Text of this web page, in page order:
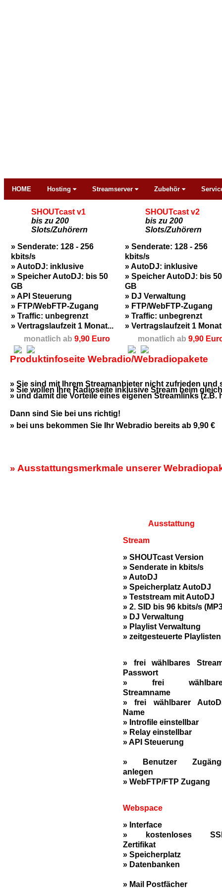
HOME Hosting Streamserver Zubehör
SHOUTcast v1
bis zu 200
Slots/Zuhörern
» Senderate: 128 - 256
kbits/s
» AutoDJ: inklusive
» Speicher AutoDJ: bis 50
GB
» API Steuerung
» FTP/WebFTP-Zugang
» Traffic: unbegrenzt
» Vertragslaufzeit 1 Monat...
monatlich ab 9,90 Euro
SHOUTcast v2
bis zu 200
Slots/Zuhörern
» Senderate: 128 - 256
kbits/s
» AutoDJ: inklusive
» Speicher AutoDJ: bis 50
GB
» DJ Verwaltung
» FTP/WebFTP-Zugang
» Traffic: unbegrenzt
» Vertragslaufzeit 1
monatlich ab 9,90
Produktinfoseite Webradio/Webradiopakete
» Sie sind mit Ihrem Streamanbieter nicht zufrieden
» Sie wollen Ihre Radioseite inklusive Stream beim
» und damit die Vorteile eines eigenen Streamlinks
Dann sind Sie bei uns richtig!
» bei uns bekommen Sie Ihr Webradio bereits ab 9,90 €
» Ausstattungsmerkmale unserer
Ausstattung
Stream
» SHOUTcast Version
» Senderate in kbits/s
» AutoDJ
» Speicherplatz AutoDJ
» Teststream mit AutoDJ
» 2. SID bis 96 kbits/s
» DJ Verwaltung
» Playlist Verwaltung
» zeitgesteuerte Playlisten
» frei wählbares
Passwort
» frei
Streamname
» frei wählbarer
Name
» Introfile einstellbar
» Relay einstellbar
» API Steuerung
» Benutzer
anlegen
» WebFTP/FTP Zugang
Webspace
» Interface
» kostenloses
Zertifikat
» Speicherplatz
» Datenbanken
» Mail Postfächer